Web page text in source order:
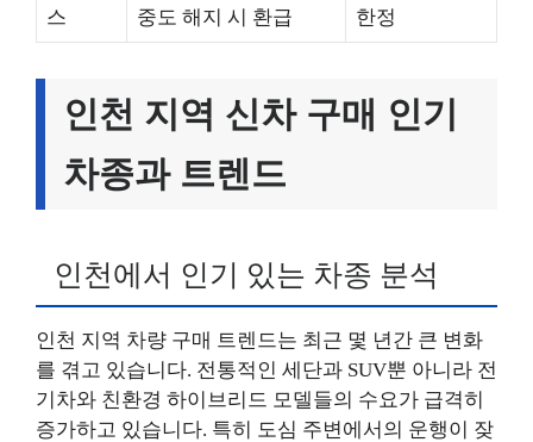
스
중도 해지 시 환급
한정
인천 지역 신차 구매 인기
차종과 트렌드
인천에서 인기 있는 차종 분석
인천 지역 차량 구매 트렌드는 최근 몇 년간 큰 변화
를 겪고 있습니다. 전통적인 세단과 SUV뿐 아니라 전
기차와 친환경 하이브리드 모델들의 수요가 급격히
증가하고 있습니다. 특히 도심 주변에서의 운행이 잦